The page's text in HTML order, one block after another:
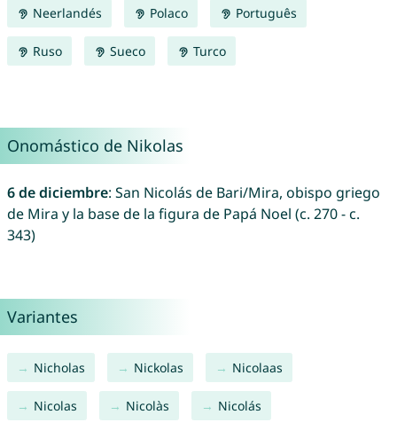
Neerlandés Polaco Português
Ruso Sueco Turco
Onomástico de Nikolas
6 de diciembre: San Nicolás de Bari/Mira, obispo griego
de Mira y la base de la figura de Papá Noel (c. 270 - c.
343)
Variantes
Nicholas Nickolas Nicolaas
Nicolas Nicolàs Nicolás